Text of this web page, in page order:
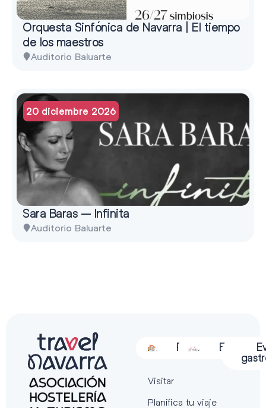
Orquesta Sinfónica de Navarra | El tiempo
de los maestros
Auditorio Baluarte
20 diciembre 2026
Sara Baras – Infinita
Auditorio Baluarte
Alojamiento
Restauración
Actividades
Visitar
Planifica tu viaje